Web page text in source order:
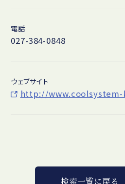
電話
027-384-0848
ウェブサイト
http://
検索一覧に戻る